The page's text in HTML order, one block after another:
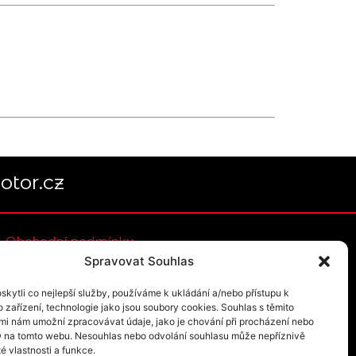
Spravovat Souhlas
co nejlepší služby, používáme k ukládání a/nebo přístupu k
zařízení, technologie jako jsou soubory cookies. Souhlas s těmito
nám umožní zpracovávat údaje, jako je chování při procházení nebo
na tomto webu. Nesouhlas nebo odvolání souhlasu může nepříznivě
vlastnosti a funkce.
Obchodní podmínky
Uplatnění voucheru na tandemový let
Doprava a platba
Servis
Privacy Statement (EU)